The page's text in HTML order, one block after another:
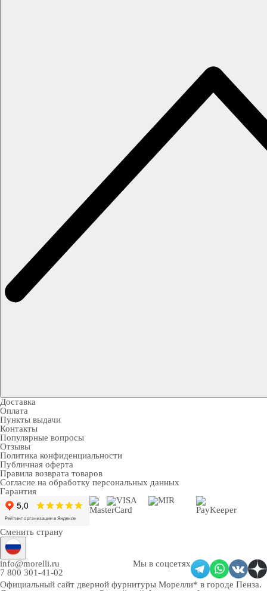
Доставка
Оплата
Пункты выдачи
Контакты
Популярные вопросы
Отзывы
Политика конфиденциальности
Публичная оферта
Правила возврата товаров
Согласие на обработку персональных данных
Гарантия
Сменить страну
info@morelli.ru
7 800 301-41-02
Мы в соцсетях
Официальный сайт дверной фурнитуры Морелли* в городе Пенза.